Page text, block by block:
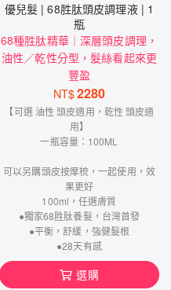
優兒髮 | 68胜肽頭皮調理液 | 1
瓶
68種胜肽精華｜深層頭皮調理，
油性／乾性分型，髮絲看起來更
豐盈
NT$2280
【可選 油性 頭皮適用，乾性 頭皮適
用】
一瓶容量：100ML
可以另購頭皮按摩梳，一起使用，效
果更好
100ml，任選膚質
●獨家68胜肽養髮，台灣首發
●平衡，舒緩，強健髮根
●28天有感
選購